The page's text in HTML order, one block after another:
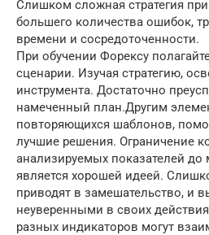
Слишком сложная стратегия
большего количества ошибок,
времени и сосредоточенности.
При обучении Форексу
сценарии. Изучая стратегию,
инструмента. Достаточно
намеченный план.Другим
повторяющихся шаблонов,
лучшие решения. Ограничение
анализируемых показателей
является хорошей идеей.
приводят в замешательство, и
неуверенными в своих
разных индикаторов могут